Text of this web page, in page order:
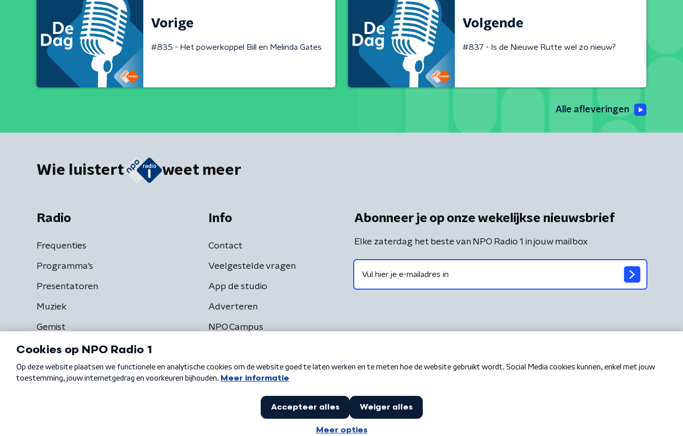
Vorige
#835 - Het powerkoppel Bill en Melinda Gates
Volgende
#837 - Is de Nieuwe Rutte wel zo nieuw?
Alle afleveringen
Wie luistert weet meer
Radio
Frequenties
Programma's
Presentatoren
Muziek
Gemist
Info
Contact
Veelgestelde vragen
App de studio
Adverteren
NPO Campus
Abonneer je op onze wekelijkse nieuwsbrief
Elke zaterdag het beste van NPO Radio 1 in jouw mailbox
Algemene voorwaarden Privacybeleid